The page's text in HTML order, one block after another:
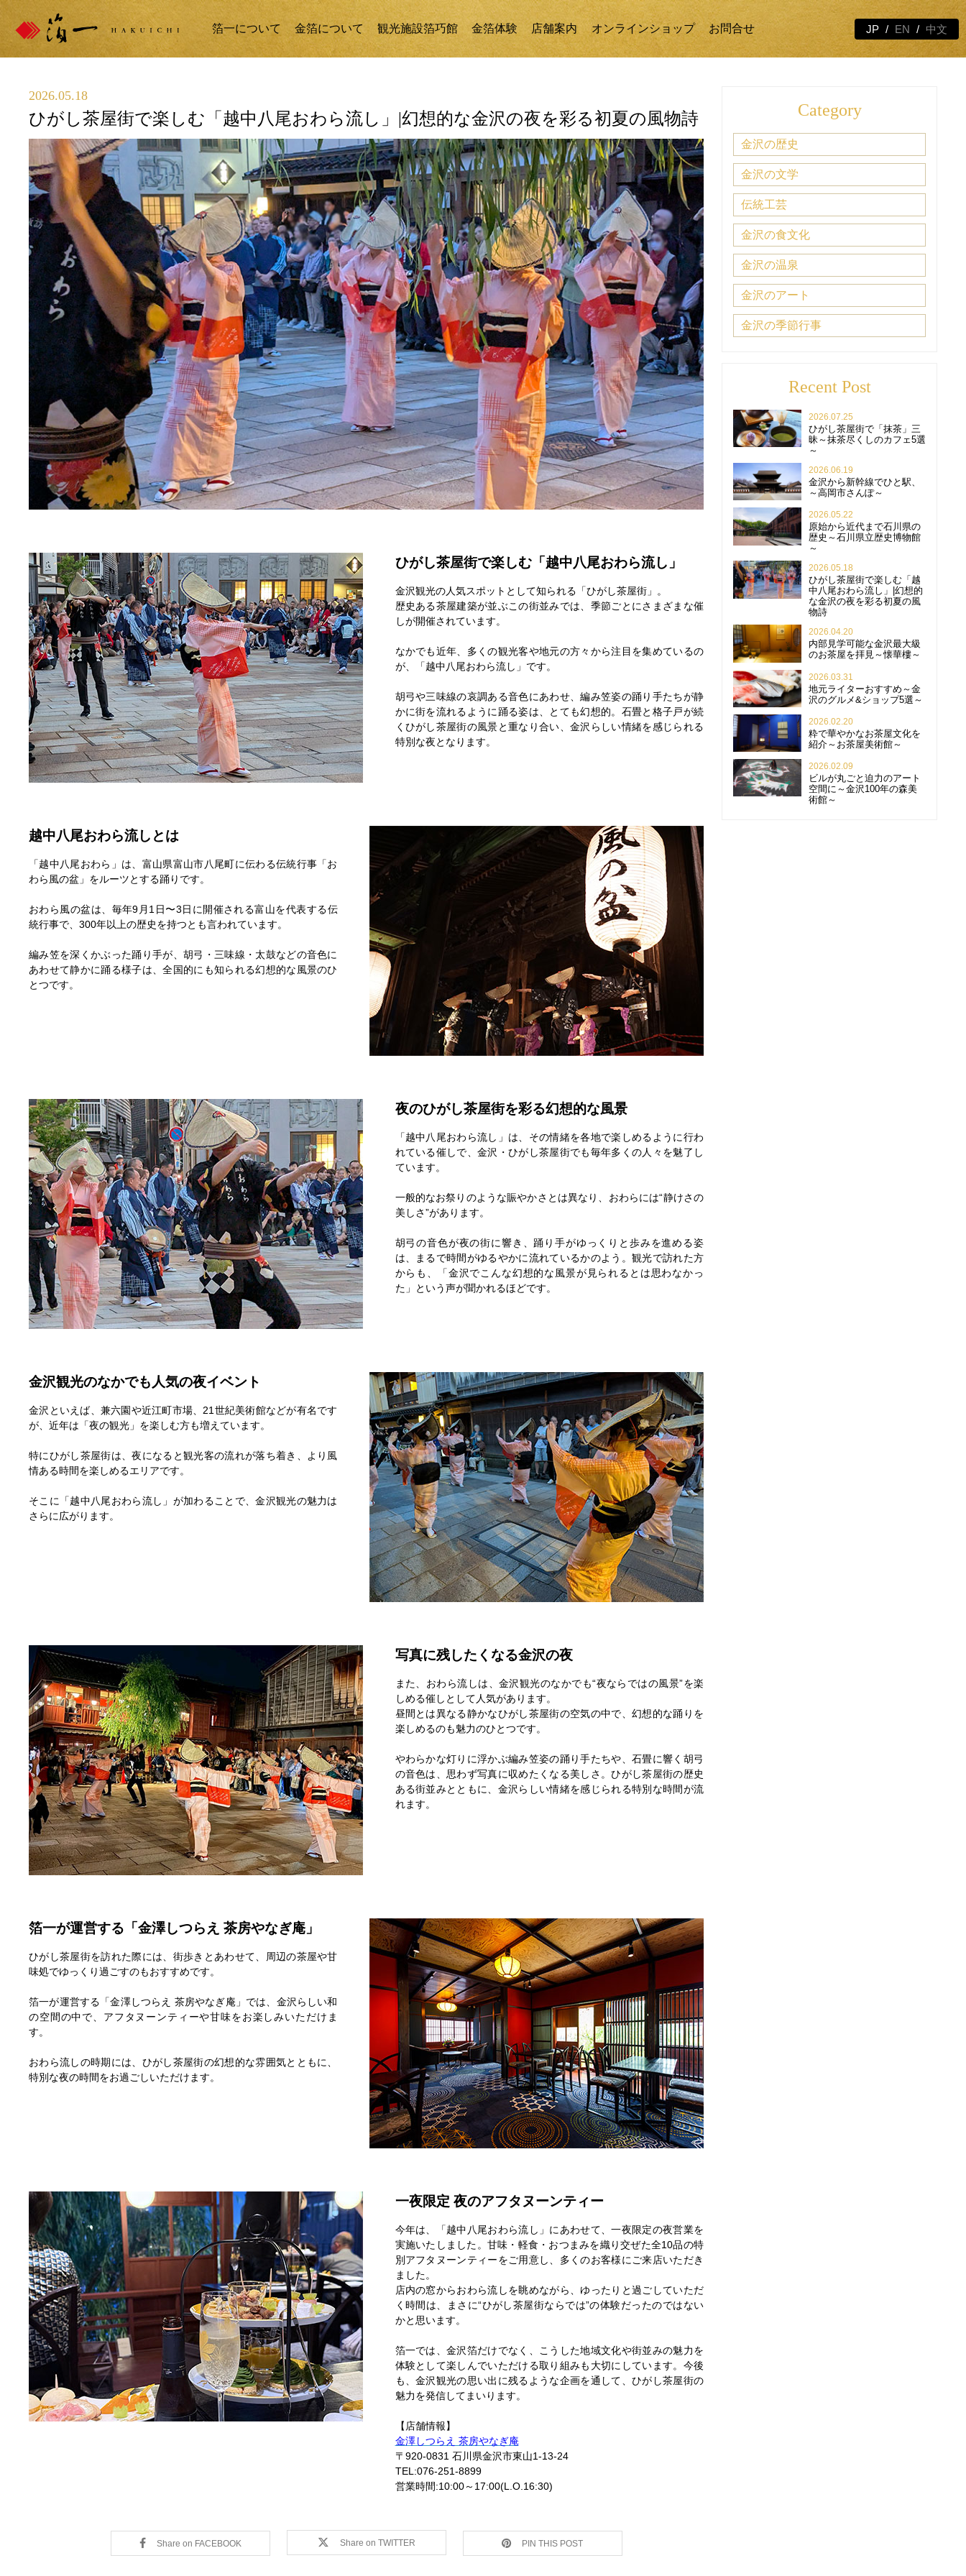
箔一について 金箔について 観光施設箔巧館 金箔体験 店舗案内 オンラインショップ お問合せ JP EN 中文
2026.05.18
ひがし茶屋街で楽しむ「越中八尾おわら流し」|幻想的な金沢の夜を彩る初夏の風物詩
ひがし茶屋街で楽しむ「越中八尾おわら流し」
金沢観光の人気スポットとして知られる「ひがし茶屋街」。
歴史ある茶屋建築が並ぶこの街並みでは、季節ごとにさまざまな催
しが開催されています。
なかでも近年、多くの観光客や地元の方々から注目を集めているの
が、「越中八尾おわら流し」です。
胡弓や三味線の哀調ある音色にあわせ、編み笠姿の踊り手たちが静
かに街を流れるように踊る姿は、とても幻想的。石畳と格子戸が続
くひがし茶屋街の風景と重なり合い、金沢らしい情緒を感じられる
特別な夜となります。
越中八尾おわら流しとは
「越中八尾おわら」は、富山県富山市八尾町に伝わる伝統行事「お
わら風の盆」をルーツとする踊りです。
おわら風の盆は、毎年9月1日〜3日に開催される富山を代表する伝
統行事で、300年以上の歴史を持つとも言われています。
編み笠を深くかぶった踊り手が、胡弓・三味線・太鼓などの音色に
あわせて静かに踊る様子は、全国的にも知られる幻想的な風景のひ
とつです。
夜のひがし茶屋街を彩る幻想的な風景
「越中八尾おわら流し」は、その情緒を各地で楽しめるように行わ
れている催しで、金沢・ひがし茶屋街でも毎年多くの人々を魅了し
ています。
一般的なお祭りのような賑やかさとは異なり、おわらには“静けさの
美しさ”があります。
胡弓の音色が夜の街に響き、踊り手がゆっくりと歩みを進める姿
は、まるで時間がゆるやかに流れているかのよう。観光で訪れた方
からも、「金沢でこんな幻想的な風景が見られるとは思わなかっ
た」という声が聞かれるほどです。
金沢観光のなかでも人気の夜イベント
金沢といえば、兼六園や近江町市場、21世紀美術館などが有名です
が、近年は「夜の観光」を楽しむ方も増えています。
特にひがし茶屋街は、夜になると観光客の流れが落ち着き、より風
情ある時間を楽しめるエリアです。
そこに「越中八尾おわら流し」が加わることで、金沢観光の魅力は
さらに広がります。
写真に残したくなる金沢の夜
また、おわら流しは、金沢観光のなかでも“夜ならではの風景”を楽
しめる催しとして人気があります。
昼間とは異なる静かなひがし茶屋街の空気の中で、幻想的な踊りを
楽しめるのも魅力のひとつです。
やわらかな灯りに浮かぶ編み笠姿の踊り手たちや、石畳に響く胡弓
の音色は、思わず写真に収めたくなる美しさ。ひがし茶屋街の歴史
ある街並みとともに、金沢らしい情緒を感じられる特別な時間が流
れます。
箔一が運営する「金澤しつらえ 茶房やなぎ庵」
ひがし茶屋街を訪れた際には、街歩きとあわせて、周辺の茶屋や甘
味処でゆっくり過ごすのもおすすめです。
箔一が運営する「金澤しつらえ 茶房やなぎ庵」では、金沢らしい和
の空間の中で、アフタヌーンティーや甘味をお楽しみいただけま
す。
おわら流しの時期には、ひがし茶屋街の幻想的な雰囲気とともに、
特別な夜の時間をお過ごしいただけます。
一夜限定 夜のアフタヌーンティー
今年は、「越中八尾おわら流し」にあわせて、一夜限定の夜営業を
実施いたしました。甘味・軽食・おつまみを織り交ぜた全10品の特
別アフタヌーンティーをご用意し、多くのお客様にご来店いただき
ました。
店内の窓からおわら流しを眺めながら、ゆったりと過ごしていただ
く時間は、まさに“ひがし茶屋街ならでは”の体験だったのではない
かと思います。
箔一では、金沢箔だけでなく、こうした地域文化や街並みの魅力を
体験として楽しんでいただける取り組みも大切にしています。今後
も、金沢観光の思い出に残るような企画を通して、ひがし茶屋街の
魅力を発信してまいります。
【店舗情報】
金澤しつらえ 茶房やなぎ庵
〒920-0831 石川県金沢市東山1-13-24
TEL:076-251-8899
営業時間:10:00～17:00(L.O.16:30)
Share on FACEBOOK Share on TWITTER PIN THIS POST
Category
金沢の歴史
金沢の文学
伝統工芸
金沢の食文化
金沢の温泉
金沢のアート
金沢の季節行事
Recent Post
2026.07.25
ひがし茶屋街で「抹茶」三
昧～抹茶尽くしのカフェ5選
～
2026.06.19
金沢から新幹線でひと駅、
～高岡市さんぽ～
2026.05.22
原始から近代まで石川県の
歴史～石川県立歴史博物館
～
2026.05.18
ひがし茶屋街で楽しむ「越
中八尾おわら流し」|幻想的
な金沢の夜を彩る初夏の風
物詩
2026.04.20
内部見学可能な金沢最大級
のお茶屋を拝見～懐華樓～
2026.03.31
地元ライターおすすめ～金
沢のグルメ&ショップ5選～
2026.02.20
粋で華やかなお茶屋文化を
紹介～お茶屋美術館～
2026.02.09
ビルが丸ごと迫力のアート
空間に～金沢100年の森美
術館～